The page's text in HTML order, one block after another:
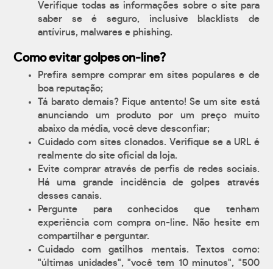
Verifique todas as informações sobre o site para
saber se é seguro, inclusive blacklists de
antívirus, malwares e phishing.
Como evitar golpes on-line?
Prefira sempre comprar em sites populares e de
boa reputação;
Tá barato demais? Fique antento! Se um site está
anunciando um produto por um preço muito
abaixo da média, você deve desconfiar;
Cuidado com sites clonados. Verifique se a URL é
realmente do site oficial da loja.
Evite comprar através de perfis de redes sociais.
Há uma grande incidência de golpes através
desses canais.
Pergunte para conhecidos que tenham
experiência com compra on-line. Não hesite em
compartilhar e perguntar.
Cuidado com gatilhos mentais. Textos como:
"últimas unidades", "você tem 10 minutos", "500